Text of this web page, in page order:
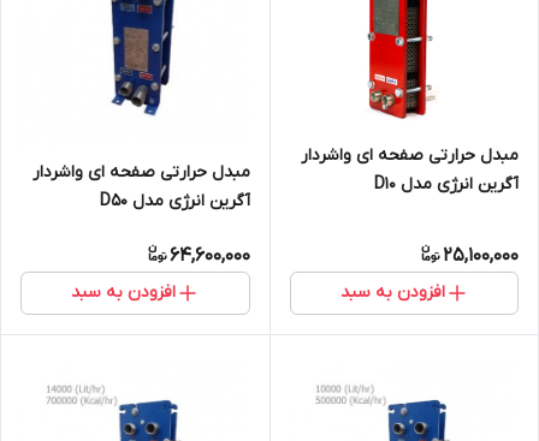
مبدل حرارتی صفحه ای واشردار
آگرین انرژی مدل D10
25,100,000
افزودن به سبد
مبدل حرارتی صفحه ای واشردار
آگرین انرژی مدل D50
64,600,000
افزودن به سبد